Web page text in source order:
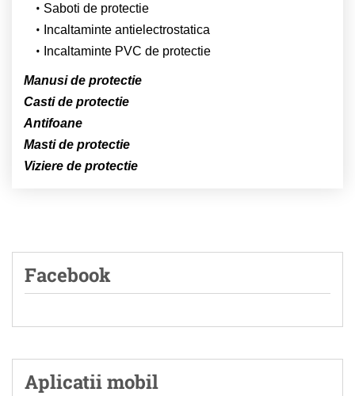
Saboti de protectie
Incaltaminte antielectrostatica
Incaltaminte PVC de protectie
Manusi de protectie
Casti de protectie
Antifoane
Masti de protectie
Viziere de protectie
Facebook
Aplicatii mobil